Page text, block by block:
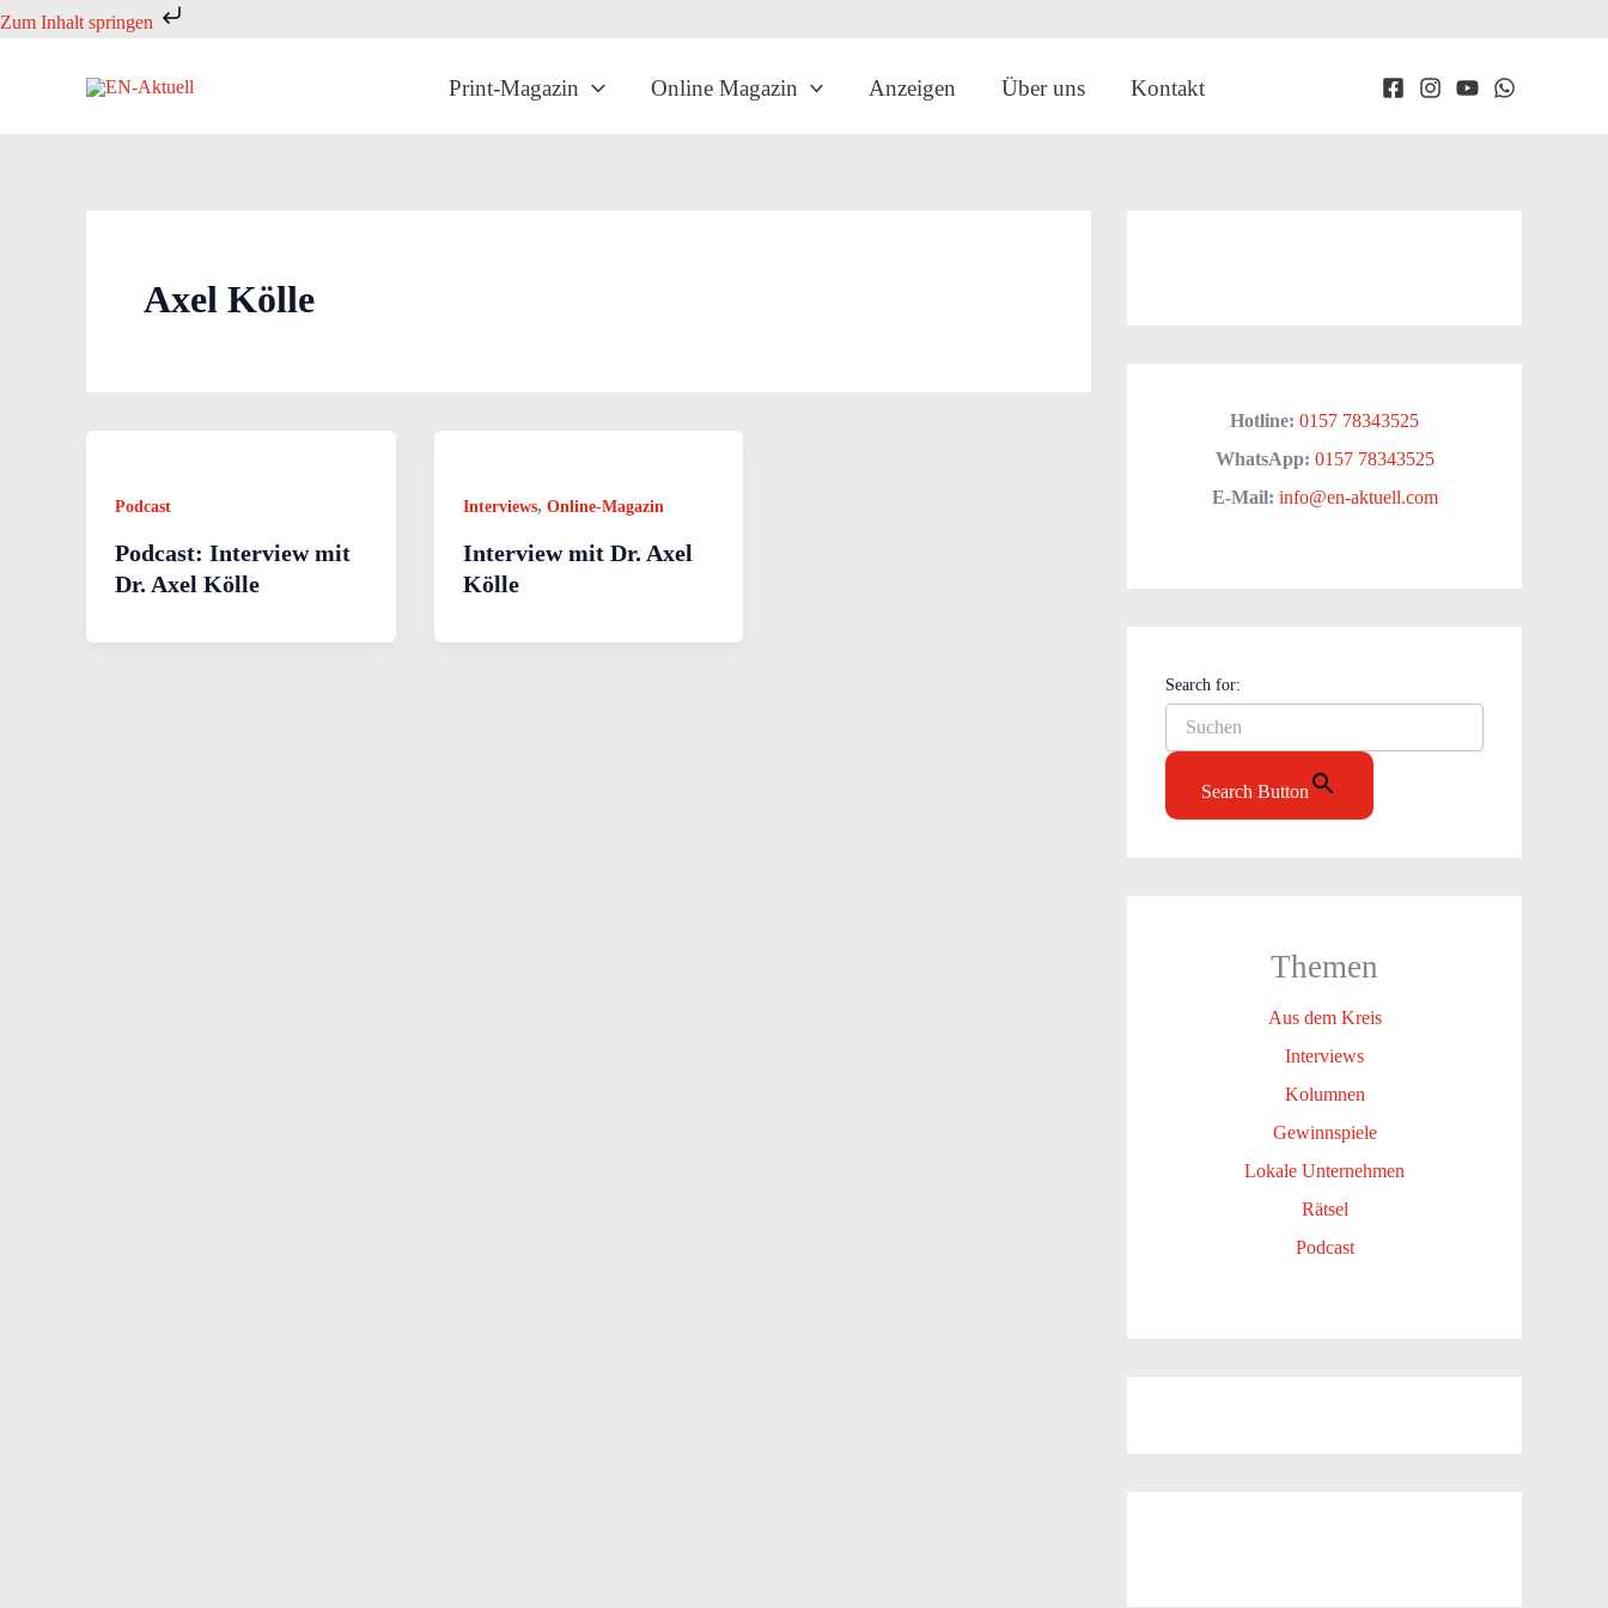
Zum Inhalt springen
Zum
Print-Magazin Online Magazin Anzeigen Über uns Kontakt
Axel Kölle
Podcast
Podcast: Interview mit
Dr. Axel Kölle
Interviews, Online-Magazin
Interview mit Dr. Axel
Kölle
Hotline: 0157 78343525
WhatsApp: 0157 78343525
E-Mail: info@en-aktuell.com
Search for:
Search Button
Themen
Aus dem Kreis
Interviews
Kolumnen
Gewinnspiele
Lokale Unternehmen
Rätsel
Podcast